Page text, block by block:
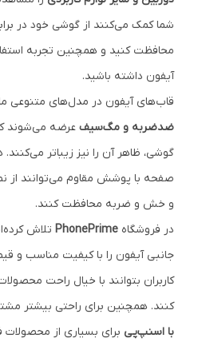
شما کمک می‌کنند از گوشی خود در
محافظت کنید و همچنین تجربه
آیفون داشته باشید.
قاب‌های آیفون در مدل‌های متنوعی
ضدضربه و مگ‌سیف عرضه می‌شوند
گوشی، ظاهر آن را نیز زیباتر
صفحه با پوشش مقاوم می‌توانند از
و خش و ضربه محافظت کنند.
در فروشگاه PhonePrime تلاش
جانبی آیفون را با کیفیت مناسب و
کاربران بتوانند با خیال راحت
کنند. همچنین برای راحتی بیشتر
با اسنپ‌پی برای بسیاری از